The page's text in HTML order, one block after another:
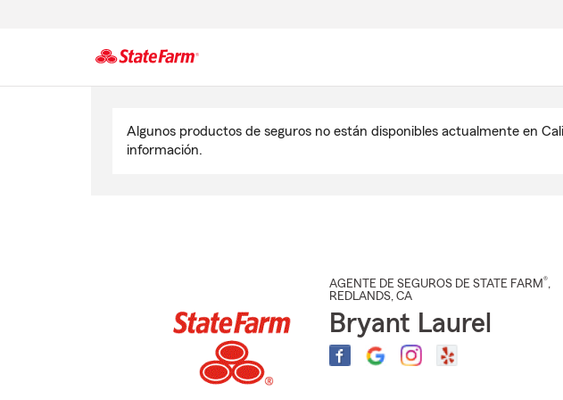
Algunos productos de seguros no están disponibles actualmente en
información.
AGENTE DE SEGUROS DE STATE FARM®,
REDLANDS, CA
Bryant Laurel